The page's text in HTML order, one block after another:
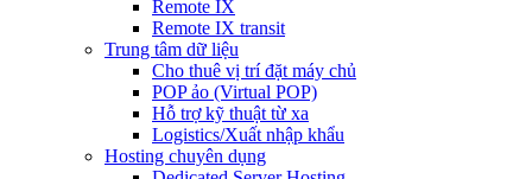
Remote IX
Remote IX transit
Trung tâm dữ liệu
Cho thuê vị trí đặt máy chủ
POP ảo (Virtual POP)
Hỗ trợ kỹ thuật từ xa
Logistics/Xuất nhập khẩu
Hosting chuyên dụng